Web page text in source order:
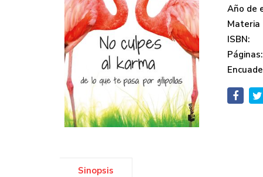
Año de
Materia
ISBN:
Páginas:
Sinopsis